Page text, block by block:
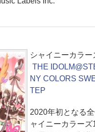
シャイニーカラー
THE
NY COLORS
TEP
2020年初となる
ャイニーカラーズ